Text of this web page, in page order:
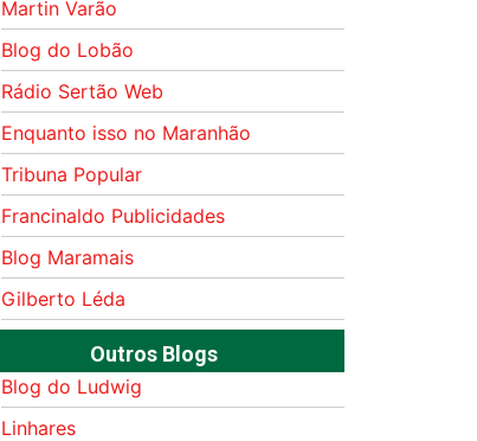
Martin Varão
Blog do Lobão
Rádio Sertão Web
Enquanto isso no Maranhão
Tribuna Popular
Francinaldo Publicidades
Blog Maramais
Gilberto Léda
Outros Blogs
Blog do Ludwig
Linhares